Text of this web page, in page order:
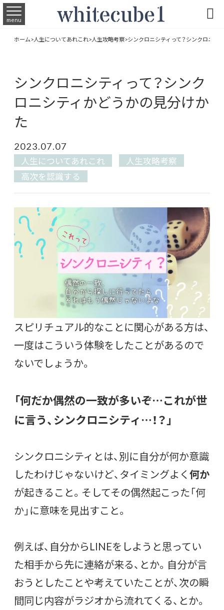
menu 
ホーム>人生についてあれこれ>人生攻略考察>シンクロニシティって？シンクロニシ
シンクロニシティって？シンク
ロニシティかどうかの見分けか
た
2023.07.07
人生についてあれこれ
人生攻略考察
高次を認識する
スピリチュアル的なことに関心がある方は、
一度はこういう体験をしたことがあるので
ないでしょうか。
「何だか偶然の一致が多いぞ…これが世
に言う、シンクロニシティ…！？」
シンクロニシティとは、別に自分が何か意識
したわけじゃないけど、タイミングよく何か
が起きること。そしてその偶然起こった「何
か」に意味を見出すこと。
例えば、自分からLINEをしようと思ってい
た相手から先に連絡が来る、とか。自分が言
おうとしたことや考えていたことが、次の瞬
間同じ内容がラジオから流れてくる、とか。